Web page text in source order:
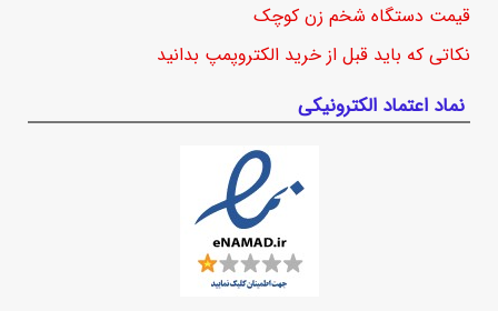
قیمت دستگاه شخم زن کوچک
نکاتی که باید قبل از خرید الکتروپمپ بدانید
نماد اعتماد الکترونیکی